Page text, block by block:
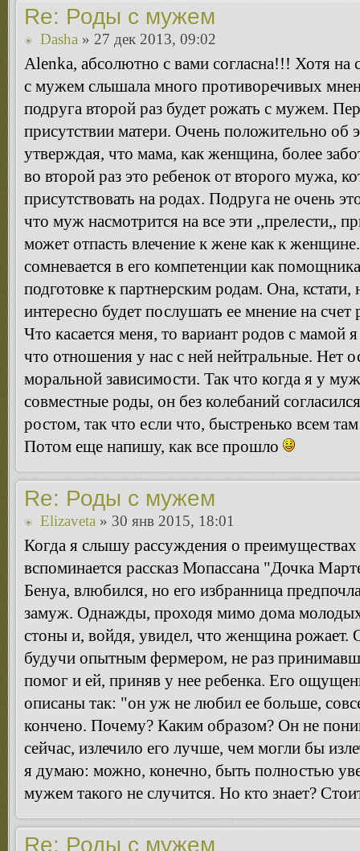
Re: Роды с мужем
Dasha » 27 дек 2013, 09:02
Alenka, абсолютно с вами согласна!!! Хотя на
с мужем слышала много противоречивых
подруга второй раз будет рожать с мужем.
присутствии матери. Очень положительно об
утверждая, что мама, как женщина, более
во второй раз это ребенок от второго мужа,
присутствовать на родах. Подруга не очень
что муж насмотрится на все эти ,,прелести,,
может отпасть влечение к жене как к
сомневается в его компетенции как
подготовке к партнерским родам. Она,
интересно будет послушать ее мнение на
Что касается меня, то вариант родов с мамой
что отношения у нас с ней нейтральные. Нет
моральной зависимости. Так что когда я у
совместные роды, он без колебаний
ростом, так что если что, быстренько всем
Потом еще напишу, как все прошло
Re: Роды с мужем
Elizaveta » 30 янв 2015, 18:01
Когда я слышу рассуждения о
вспоминается рассказ Мопассана "Дочка
Бенуа, влюбился, но его избранница
замуж. Однажды, проходя мимо дома
стоны и, войдя, увидел, что женщина
будучи опытным фермером, не раз
помог и ей, приняв у нее ребенка. Его
описаны так: "он уж не любил ее больше,
кончено. Почему? Каким образом? Он не
сейчас, излечило его лучше, чем могли бы
я думаю: можно, конечно, быть полностью
мужем такого не случится. Но кто знает?
Re: Роды с мужем